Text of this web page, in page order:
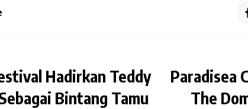
Hadirkan Teddy
Bintang Tamu
Paradisea
The